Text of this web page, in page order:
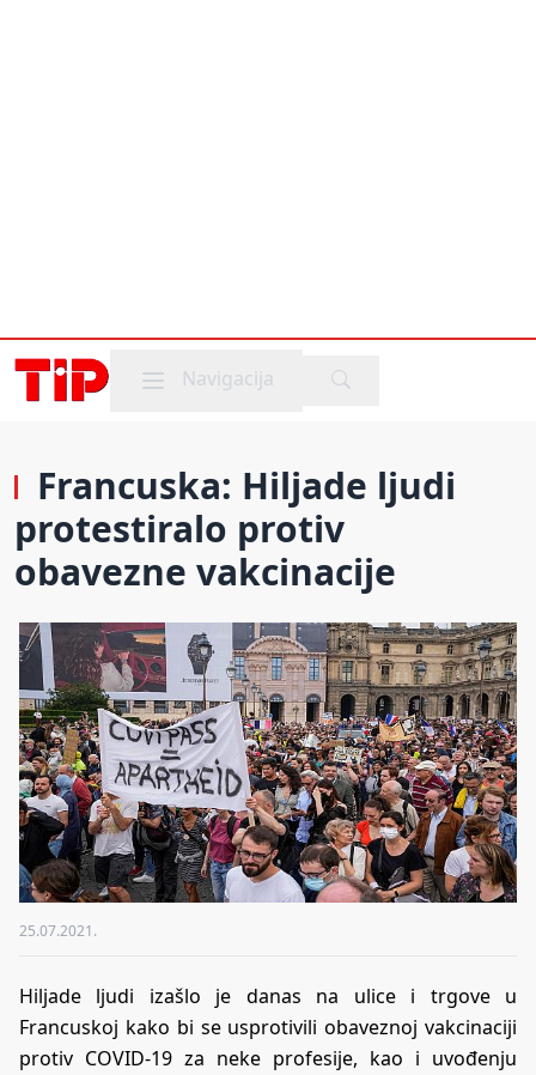
Mobile menu
Navigacija
Francuska: Hiljade ljudi
protestiralo protiv
obavezne vakcinacije
25.07.2021.
Hiljade ljudi izašlo je danas na ulice i trgove u
Francuskoj kako bi se usprotivili obaveznoj vakcinaciji
protiv COVID-19 za neke profesije, kao i uvođenju